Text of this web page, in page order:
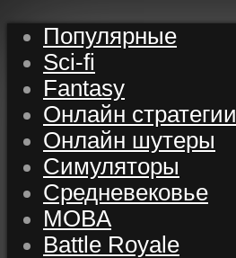
Популярные
Sci-fi
Fantasy
Онлайн стратегии
Онлайн шутеры
Симуляторы
Средневековье
MOBA
Battle Royale